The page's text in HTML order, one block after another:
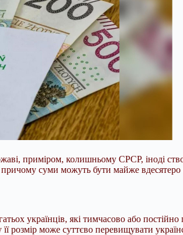
приміром, колишньому СРСР, іноді
суми можуть бути майже
українців, які тимчасово або
розмір може суттєво перевищувати